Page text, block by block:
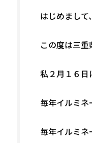
はじめまして
この度は三
私２月１６日
毎年イルミネ
毎年イルミネ